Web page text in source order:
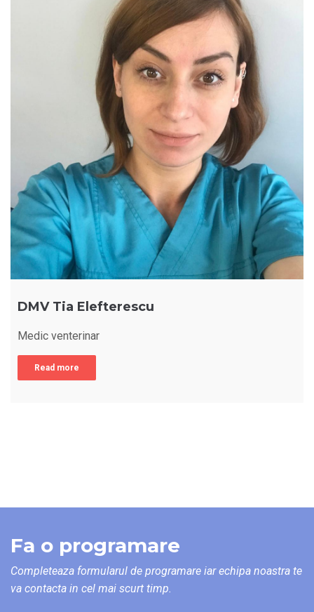
DMV Tia Elefterescu
Medic venterinar
Read more
Fa o programare
Completeaza formularul de programare iar echipa noastra te
va contacta in cel mai scurt timp.